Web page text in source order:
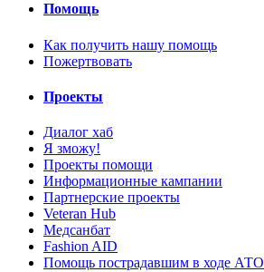
Помощь
Как получить нашу помощь
Пожертвовать
Проекты
Диалог хаб
Я зможу!
Проекты помощи
Информационные кампании
Партнерские проекты
Veteran Hub
Медсанбат
Fashion AID
Помощь пострадавшим в ходе АТО